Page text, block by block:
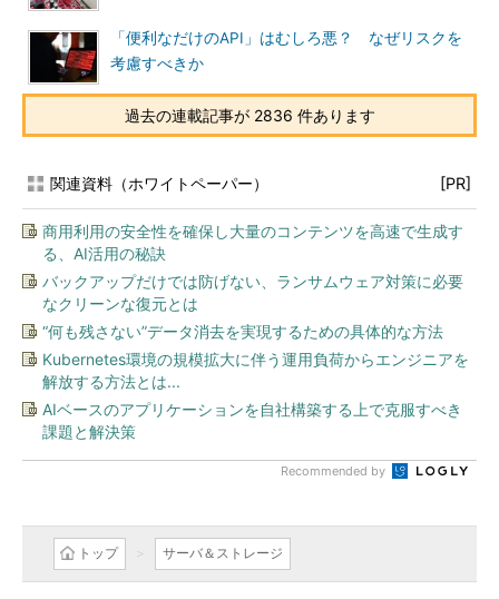
「便利なだけのAPI」はむしろ悪？ なぜリスクを
考慮すべきか
過去の連載記事が 2836 件あります
関連資料（ホワイトペーパー） [PR]
商用利用の安全性を確保し大量のコンテンツを高速で生成す
る、AI活用の秘訣
バックアップだけでは防げない、ランサムウェア対策に必要
なクリーンな復元とは
“何も残さない”データ消去を実現するための具体的な方法
Kubernetes環境の規模拡大に伴う運用負荷からエンジニアを
解放する方法とは...
AIベースのアプリケーションを自社構築する上で克服すべき
課題と解決策
Recommended by
トップ サーバ＆ストレージ